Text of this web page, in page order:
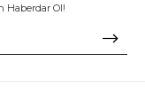
Haberdar Ol!